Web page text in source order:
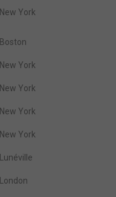
New York
Boston
New York
New York
New York
New York
Lunéville
London